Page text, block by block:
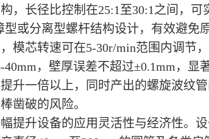
，长径比控制在25:1至30:1之间，
或分离型螺杆结构设计，有效避免
模芯转速可在5-30r/min范围内调节
，壁厚误差不超过±0.1mm，显
升一倍以上，同时产出的螺旋波纹
凿破的风险。
提升设备的应用灵活性与经济性。